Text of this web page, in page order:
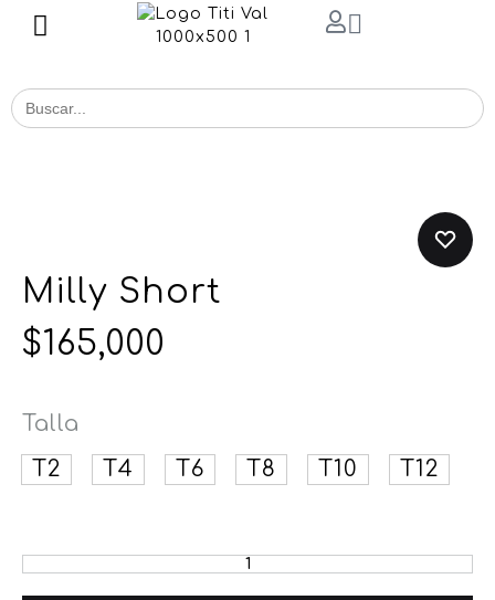
Buscar
for:
Milly Short
$165,000
Talla
T2
T4 T6 T8 T10 T12